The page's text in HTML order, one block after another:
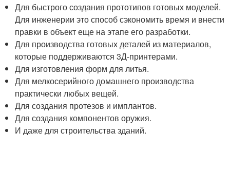
Для быстрого создания прототипов готовых моделей.
Для инженерии это способ сэкономить время и внести
правки в объект еще на этапе его разработки.
Для производства готовых деталей из материалов,
которые поддерживаются 3Д-принтерами.
Для изготовления форм для литья.
Для мелкосерийного домашнего производства
практически любых вещей.
Для создания протезов и имплантов.
Для создания компонентов оружия.
И даже для строительства зданий.